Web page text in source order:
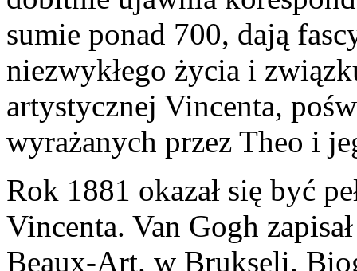
sumie ponad 700, dają
niezwykłego życia i
artystycznej Vincenta,
wyrażanych przez Theo i
Rok 1881 okazał się być
Vincenta. Van Gogh
Beaux-Art. w Brukseli.